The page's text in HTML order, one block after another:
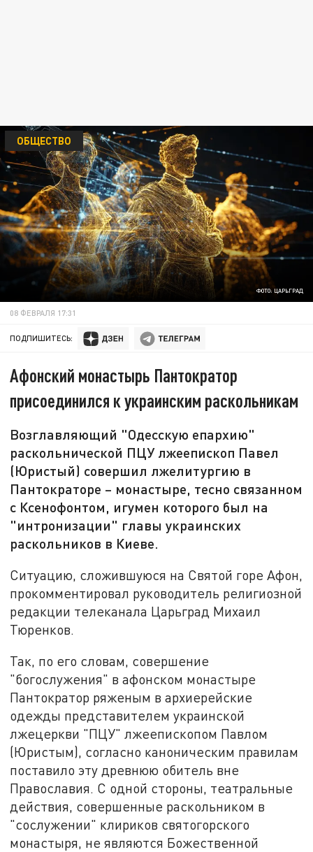
ФОТО: ЦАРЬГРАД
ОБЩЕСТВО
08 ФЕВРАЛЯ 17:31
ПОДПИШИТЕСЬ:
Афонский монастырь Пантократор
присоединился к украинским раскольникам
Возглавляющий "Одесскую епархию"
раскольнической ПЦУ лжеепископ Павел
(Юристый) совершил лжелитургию в
Пантократоре – монастыре, тесно связанном
с Ксенофонтом, игумен которого был на
"интронизации" главы украинских
раскольников в Киеве.
Ситуацию, сложившуюся на Святой горе Афон,
прокомментировал руководитель религиозной
редакции телеканала Царьград Михаил
Тюренков.
Так, по его словам, совершение
"богослужения" в афонском монастыре
Пантократор ряженым в архиерейские
одежды представителем украинской
лжецеркви "ПЦУ" лжеепископом Павлом
(Юристым), согласно каноническим правилам
поставило эту древнюю обитель вне
Православия. С одной стороны, театральные
действия, совершенные раскольником в
"сослужении" клириков святогорского
монастыря, не являются Божественной